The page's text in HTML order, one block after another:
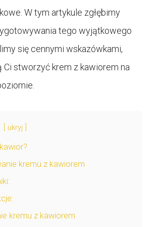
W tym artykule zgłębimy
tego wyjątkowego
się cennymi wskazówkami,
stworzyć krem z kawiorem na
ukryj
kremu z kawiorem
kremu z kawiorem